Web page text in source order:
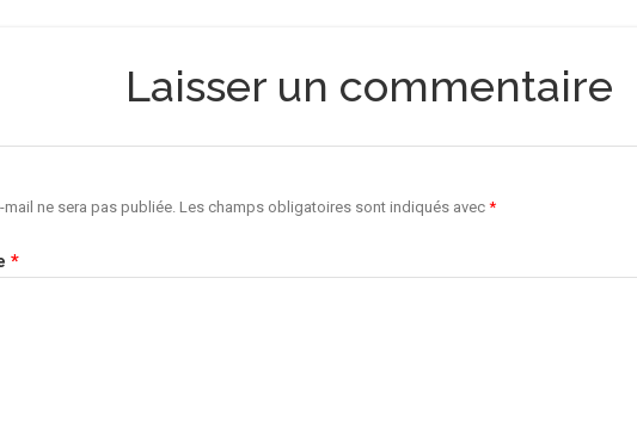
Laisser un commentaire
ne sera pas publiée.Les champs obligatoires sont indiqués avec *
*